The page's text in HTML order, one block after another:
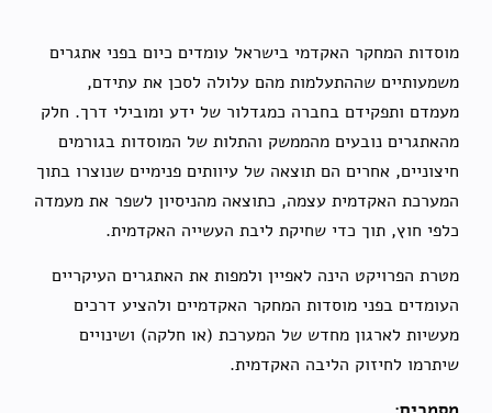
מוסדות המחקר האקדמי בישראל עומדים כיום בפני אתגרים
משמעותיים שההתעלמות מהם עלולה לסכן את עתידם,
מעמדם ותפקידם בחברה כמגדלור של ידע ומובילי דרך. חלק
מהאתגרים נובעים מהממשק והתלות של המוסדות בגורמים
חיצוניים, אחרים הם תוצאה של עיוותים פנימיים שנוצרו בתוך
המערכת האקדמית עצמה, כתוצאה מהניסיון לשפר את מעמדה
כלפי חוץ, תוך כדי שחיקת ליבת העשייה האקדמית.
מטרת הפרויקט הינה לאפיין ולמפות את האתגרים העיקריים
העומדים בפני מוסדות המחקר האקדמיים ולהציע דרכים
מעשיות לארגון מחדש של המערכת (או חלקה) ושינויים
שיתרמו לחיזוק הליבה האקדמית.